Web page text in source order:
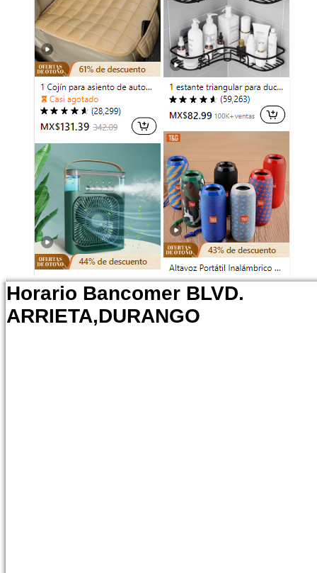
Horario Bancomer BLVD.
ARRIETA,DURANGO